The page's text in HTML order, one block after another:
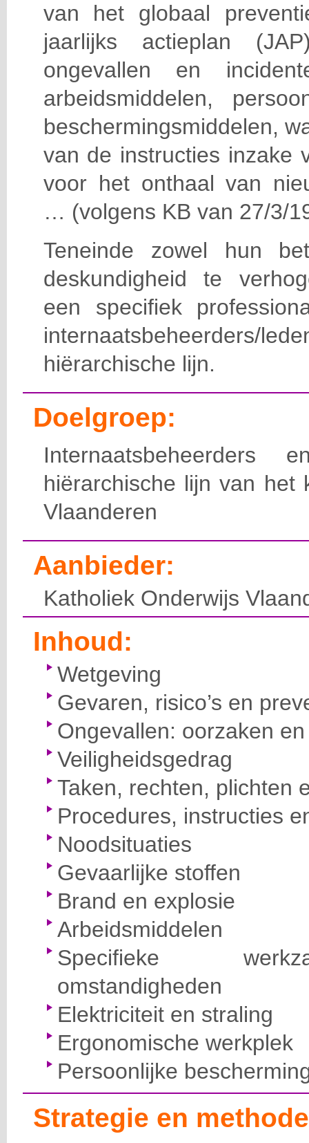
van het globaal
jaarlijks actieplan
ongevallen en
arbeidsmiddelen,
beschermingsmiddelen,
van de instructies inzake
voor het onthaal van
… (volgens KB van 27/3/
Teneinde zowel hun
deskundigheid te
een specifiek
hiërarchische lijn.
Doelgroep:
hiërarchische lijn van het
Vlaanderen
Aanbieder:
Katholiek Onderwijs
Inhoud:
Wetgeving
Gevaren, risico’s en
Ongevallen: oorzaken
Veiligheidsgedrag
Taken, rechten, plichten
Procedures, instructies
Noodsituaties
Gevaarlijke stoffen
Brand en explosie
Arbeidsmiddelen
Specifieke
omstandigheden
Elektriciteit en straling
Ergonomische werkplek
Persoonlijke
Strategie en